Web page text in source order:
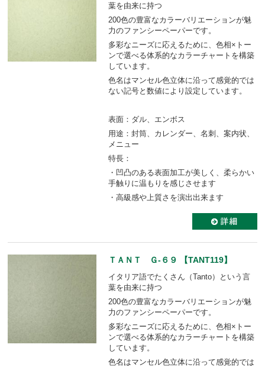
葉を由来に持つ
200色の豊富なカラーバリエーションが魅
力のファンシーペーパーです。
多彩なニーズに応えるために、色相×トー
ンで選べる体系的なカラーチャートを構築
しています。
色名はマンセル色立体に沿って感覚的では
ない記号と数値により設定しています。
表面：ダル、エンボス
用途：封筒、カレンダー、名刺、案内状、
メニュー
特長：
・凹凸のある表面加工が美しく、柔らかい
手触りに温もりを感じさせます
・高級感や上質さを演出出来ます
ＴＡＮＴ Ｇ-６９ 【TANT119】
イタリア語でたくさん（Tanto）という言
葉を由来に持つ
200色の豊富なカラーバリエーションが魅
力のファンシーペーパーです。
多彩なニーズに応えるために、色相×トー
ンで選べる体系的なカラーチャートを構築
しています。
色名はマンセル色立体に沿って感覚的では